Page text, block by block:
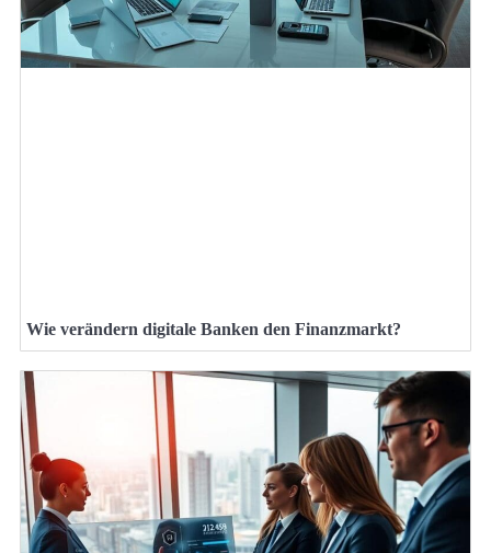
Wie verändern digitale Banken den Finanzmarkt?